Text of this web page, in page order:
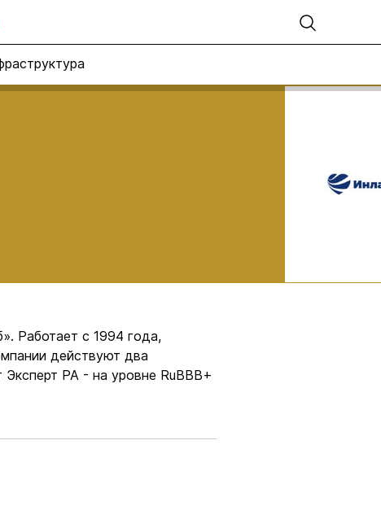
Работает с 1994 года,
действуют два
Эксперт РА - на уровне RuBBB+